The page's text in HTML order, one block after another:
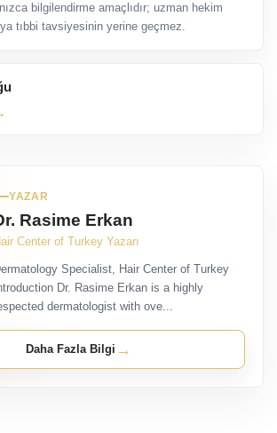
bilgilendirme amaçlıdır; uzman hekim
tıbbi tavsiyesinin yerine geçmez.
YAZAR
Rasime Erkan
Center of Turkey Yazarı
Specialist, Hair Center of Turkey
Dr. Rasime Erkan is a highly
dermatologist with ove...
Daha Fazla Bilgi →